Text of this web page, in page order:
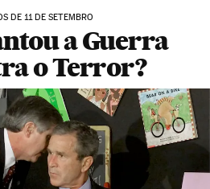
DE 11 DE SETEMBRO
a Guerra
o Terror?